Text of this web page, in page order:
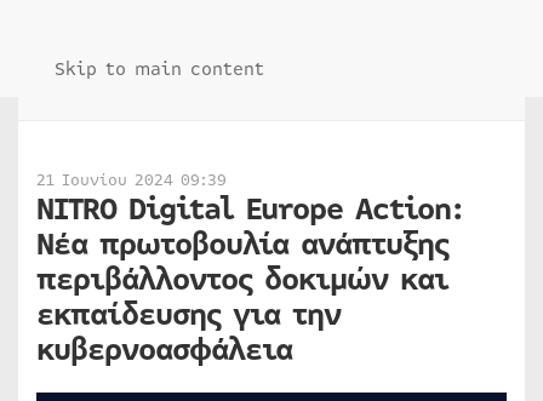
Skip to main content
21 Ιουνίου 2024 09:39
NITRO Digital Europe Action:
Νέα πρωτοβουλία ανάπτυξης
περιβάλλοντος δοκιμών και
εκπαίδευσης για την
κυβερνοασφάλεια